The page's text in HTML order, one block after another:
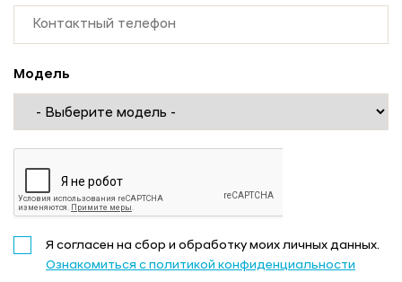
Модель
Я согласен на сбор и обработку моих личных данных.
Ознакомиться с политикой конфиденциальности